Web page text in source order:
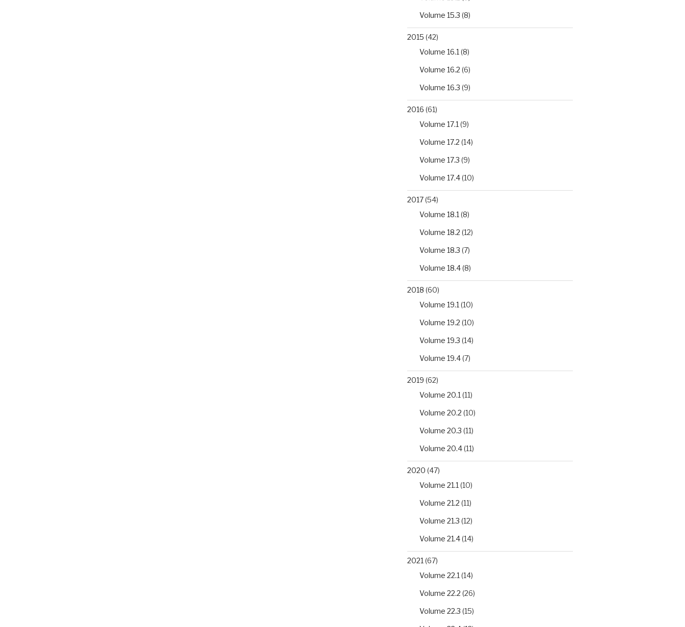
Volume 15.3 (8)
2015 (42)
Volume 16.1 (8)
Volume 16.2 (6)
Volume 16.3 (9)
2016 (61)
Volume 17.1 (9)
Volume 17.2 (14)
Volume 17.3 (9)
Volume 17.4(10)
2017(54)
Volume 18.1 (8)
Volume 18.2 (12)
Volume 18.3 (7)
Volume 18.4(8)
2018 (60)
Volume 19.1 (10)
Volume 19.2 (10)
Volume 19.3 (14)
Volume 19.4(7)
2019 (62)
Volume 20.1 (11)
Volume 20.2 (10)
Volume 20.3 (11)
Volume 20.4(11)
2020 (47)
Volume 21.1 (10)
Volume 21.2 (11)
Volume 21.3 (12)
Volume 21.4(14)
2021 (67)
Volume 22.1 (14)
Volume 22.2 (26)
Volume 22.3 (15)